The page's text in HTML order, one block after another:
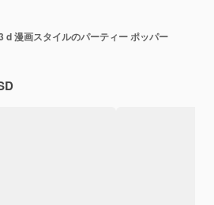
d 漫画スタイルのパーティー ポッパー